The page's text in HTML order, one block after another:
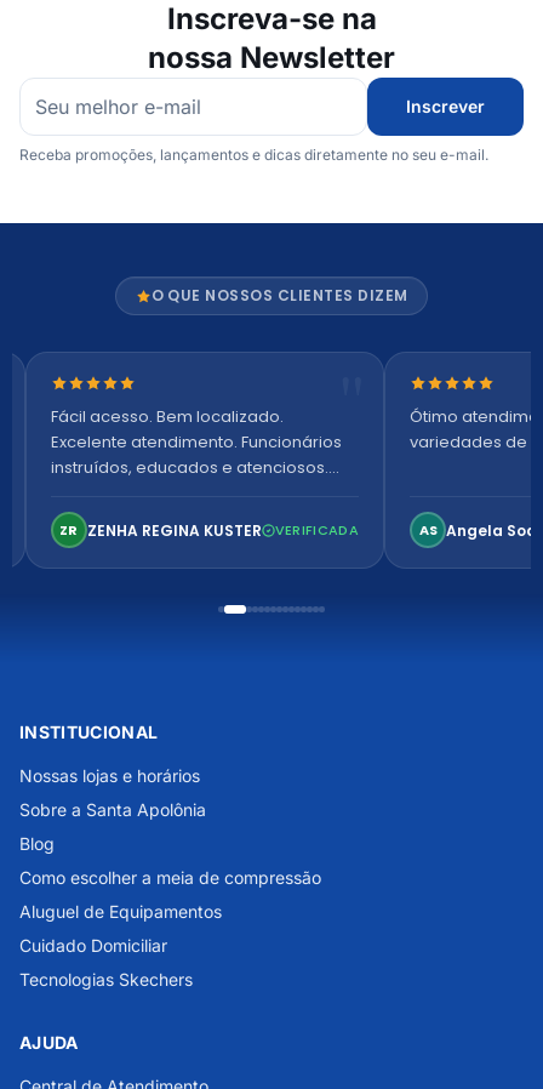
Inscreva-se na
nossa Newsletter
Inscrever
Receba promoções, lançamentos e dicas diretamente no seu e-mail.
O QUE NOSSOS CLIENTES DIZEM
Nota 5 de 5 estrelas
Fácil acesso. Bem localizado.
Excelente atendimento. Funcionários
instruídos, educados e atenciosos.
confortável. Perfeito!
ZR ZENHA REGINA KUSTER VERIFICADA
Nota 5 de 5
Ótimo
variedades de
AS Angela
INSTITUCIONAL
Nossas lojas e horários
Sobre a Santa Apolônia
Blog
Como escolher a meia de compressão
Aluguel de Equipamentos
Cuidado Domiciliar
Tecnologias Skechers
AJUDA